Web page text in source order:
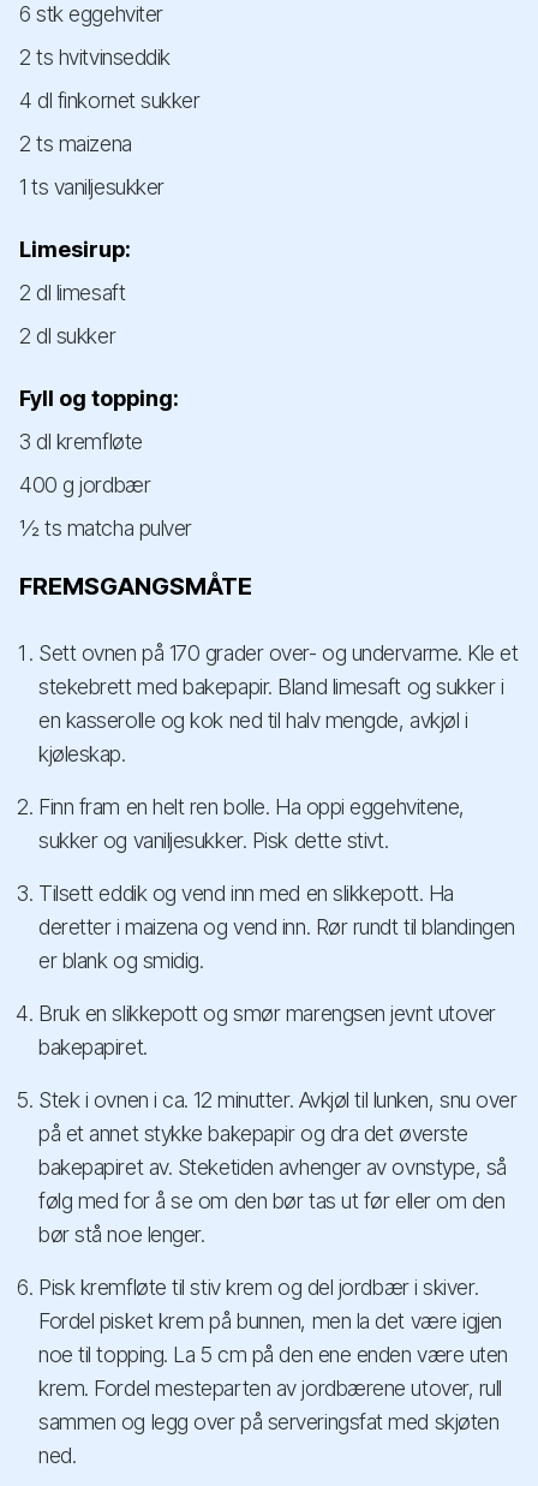
6 stk eggehviter
2 ts hvitvinseddik
4 dl finkornet sukker
2 ts maizena
1 ts vaniljesukker
Limesirup:
2 dl limesaft
2 dl sukker
Fyll og topping:
3 dl kremfløte
400 g jordbær
½ ts matcha pulver
FREMSGANGSMÅTE
Sett ovnen på 170 grader over- og undervarme. Kle et
stekebrett med bakepapir. Bland limesaft og sukker i
en kasserolle og kok ned til halv mengde, avkjøl i
kjøleskap.
Finn fram en helt ren bolle. Ha oppi eggehvitene,
sukker og vaniljesukker. Pisk dette stivt.
Tilsett eddik og vend inn med en slikkepott. Ha
deretter i maizena og vend inn. Rør rundt til blandingen
er blank og smidig.
Bruk en slikkepott og smør marengsen jevnt utover
bakepapiret.
Stek i ovnen i ca. 12 minutter. Avkjøl til lunken, snu over
på et annet stykke bakepapir og dra det øverste
bakepapiret av. Steketiden avhenger av ovnstype, så
følg med for å se om den bør tas ut før eller om den
bør stå noe lenger.
Pisk kremfløte til stiv krem og del jordbær i skiver.
Fordel pisket krem på bunnen, men la det være igjen
noe til topping. La 5 cm på den ene enden være uten
krem. Fordel mesteparten av jordbærene utover, rull
sammen og legg over på serveringsfat med skjøten
ned.